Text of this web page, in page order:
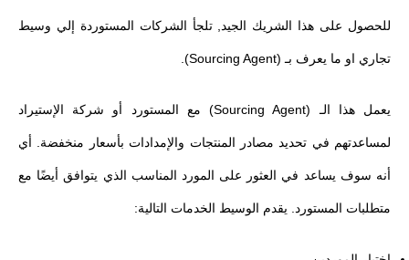
للحصول على هذا الشريك الجيد, تلجأ الشركات المستوردة إلي وسيط
تجاري او ما يعرف بـ (Sourcing Agent).
يعمل هذا الـ (Sourcing Agent) مع المستورد أو شركة الإستيراد
لمساعدتهم في تحديد مصادر المنتجات والإمدادات بأسعار منخفضة. أي
أنه سوف يساعد في العثور على المورد المناسب الذي يتوافق أيضًا مع
متطلبات المستورد. يقدم الوسيط الخدمات التالية: